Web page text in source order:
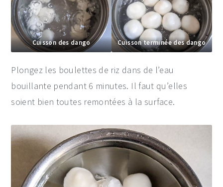
Cuisson des dango Cuisson terminée des dango
Plongez les boulettes de riz dans de l’eau
bouillante pendant 6 minutes. Il faut qu’elles
soient bien toutes remontées à la surface.